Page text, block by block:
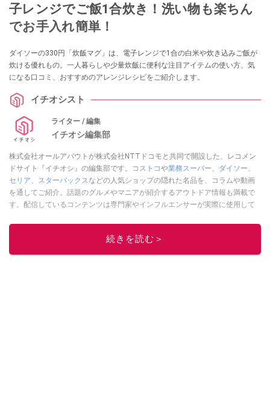
子レンジでご飯1合炊き！洗い物も楽ちん
でお手入れ簡単！
ダイソーの330円「炊飯マグ」は、電子レンジで1合の白米や炊き込みご飯が
炊ける優れもの。一人暮らしや少量炊飯に便利な注目アイテムの使い方、気
になる口コミ、おすすめのアレンジレシピをご紹介します。
イチオシスト
ライター / 編集
イチオシ編集部
株式会社オールアバウトが株式会社NTTドコモと共同で開設した、レコメン
ドサイト『イチオシ』の編集部です。
コストコや業務スーパー ダイソー
セリア
スターバックス などの人気ショップの隠れた名品を、コラムや動画
を通してご紹介。話題のグルメやマニアが紹介するアウトドア情報も満載で
す。配信しているコンテンツは専門家やインフルエンサーが実際に使用して
ニュースでフォロー
続きを読む＞